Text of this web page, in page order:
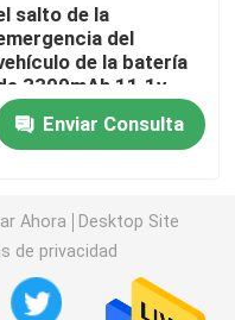
salto de la
del
de la batería
3300mAh 11.1v
comienza
del paquete
de poder
Enviar Consulta
Ahora
Desktop Site
de privacidad